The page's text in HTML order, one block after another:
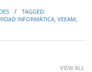
TAGGED:
INFORMÁTICA, VEEAM,
VIEW ALL